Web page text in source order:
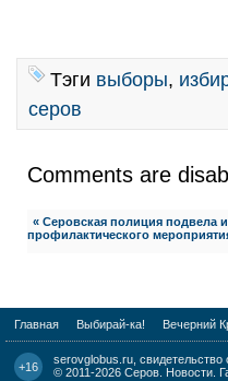
Тэги выборы,
серов
Comments are
« Серовская полиция подвела
профилактического
Главная Выбирай-ка! Вечерний
+16
serovglobus.ru,
© 2011-2026 Серов. Новости.